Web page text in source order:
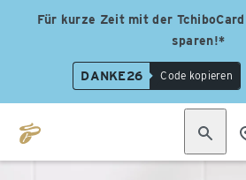
Für kurze Zeit mit der
sparen!*
DANKE26 Code kopieren